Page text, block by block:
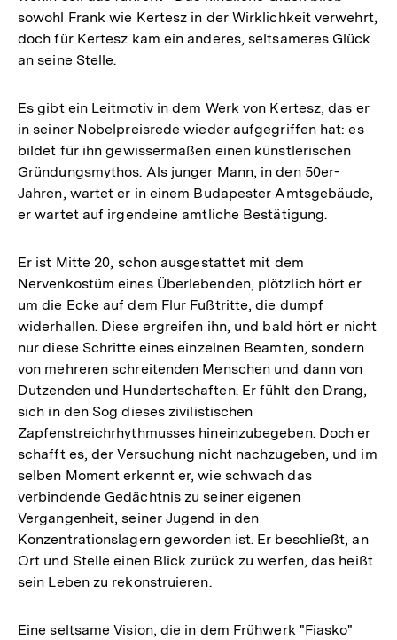
sowohl Frank wie Kertesz in der Wirklichkeit verwehrt,
doch für Kertesz kam ein anderes, seltsameres Glück
an seine Stelle.
Es gibt ein Leitmotiv in dem Werk von Kertesz, das er
in seiner Nobelpreisrede wieder aufgegriffen hat: es
bildet für ihn gewissermaßen einen künstlerischen
Gründungsmythos. Als junger Mann, in den 50er-
Jahren, wartet er in einem Budapester Amtsgebäude,
er wartet auf irgendeine amtliche Bestätigung.
Er ist Mitte 20, schon ausgestattet mit dem
Nervenkostüm eines Überlebenden, plötzlich hört er
um die Ecke auf dem Flur Fußtritte, die dumpf
widerhallen. Diese ergreifen ihn, und bald hört er nicht
nur diese Schritte eines einzelnen Beamten, sondern
von mehreren schreitenden Menschen und dann von
Dutzenden und Hundertschaften. Er fühlt den Drang,
sich in den Sog dieses zivilistischen
Zapfenstreichrhythmusses hineinzubegeben. Doch er
schafft es, der Versuchung nicht nachzugeben, und im
selben Moment erkennt er, wie schwach das
verbindende Gedächtnis zu seiner eigenen
Vergangenheit, seiner Jugend in den
Konzentrationslagern geworden ist. Er beschließt, an
Ort und Stelle einen Blick zurück zu werfen, das heißt
sein Leben zu rekonstruieren.
Eine seltsame Vision, die in dem Frühwerk "Fiasko"